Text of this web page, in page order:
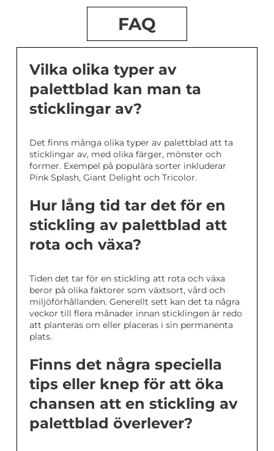
FAQ
Vilka olika typer av
palettblad kan man ta
sticklingar av?
Det finns många olika typer av palettblad att ta
sticklingar av, med olika färger, mönster och
former. Exempel på populära sorter inkluderar
Pink Splash, Giant Delight och Tricolor.
Hur lång tid tar det för en
stickling av palettblad att
rota och växa?
Tiden det tar för en stickling att rota och växa
beror på olika faktorer som växtsort, vård och
miljöförhållanden. Generellt sett kan det ta några
veckor till flera månader innan sticklingen är redo
att planteras om eller placeras i sin permanenta
plats.
Finns det några speciella
tips eller knep för att öka
chansen att en stickling av
palettblad överlever?